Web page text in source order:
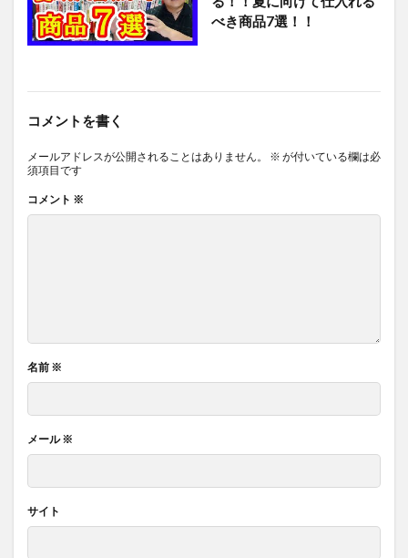
べき商品7選！！
コメントを書く
メールアドレスが公開されることはありません。 ※ が付いている欄は必
須項目です
コメント ※
名前 ※
メール※
サイト